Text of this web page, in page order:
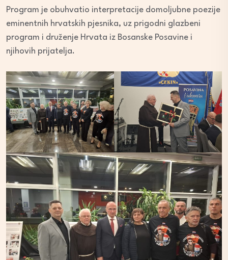
Program je obuhvatio interpretacije domoljubne poezije
eminentnih hrvatskih pjesnika, uz prigodni glazbeni
program i druženje Hrvata iz Bosanske Posavine i
njihovih prijatelja.